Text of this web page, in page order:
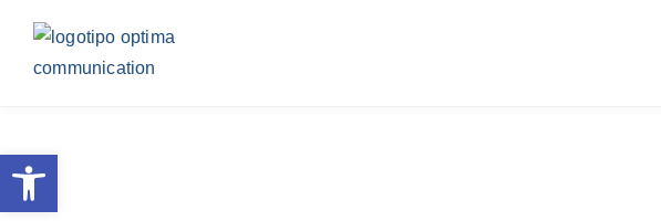
Abrir barra de herramientas